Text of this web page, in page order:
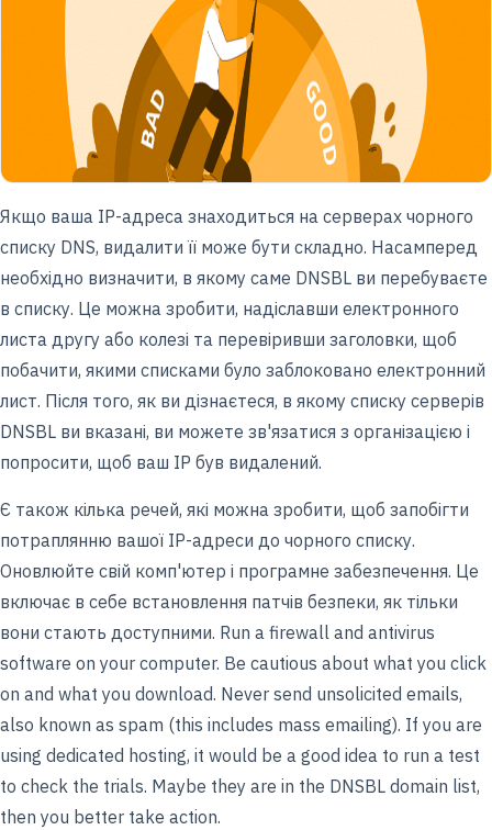
Якщо ваша IP-адреса знаходиться на серверах чорного
списку DNS, видалити її може бути складно. Насамперед
необхідно визначити, в якому саме DNSBL ви перебуваєте
в списку. Це можна зробити, надіславши електронного
листа другу або колезі та перевіривши заголовки, щоб
побачити, якими списками було заблоковано електронний
лист. Після того, як ви дізнаєтеся, в якому списку серверів
DNSBL ви вказані, ви можете зв'язатися з організацією і
попросити, щоб ваш IP був видалений.
Є також кілька речей, які можна зробити, щоб запобігти
потраплянню вашої IP-адреси до чорного списку.
Оновлюйте свій комп'ютер і програмне забезпечення. Це
включає в себе встановлення патчів безпеки, як тільки
вони стають доступними. Run a firewall and antivirus
software on your computer. Be cautious about what you click
on and what you download. Never send unsolicited emails,
also known as spam (this includes mass emailing). If you are
using dedicated hosting, it would be a good idea to run a test
to check the trials. Maybe they are in the DNSBL domain list,
then you better take action.